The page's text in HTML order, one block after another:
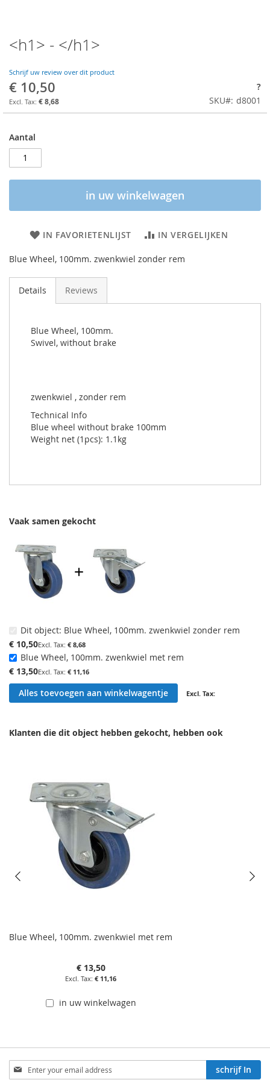
<h1> - </h1>
Schrijf uw review over dit product
€ 10,50
€ 8,68
?
SKU
d8001
Aantal
in uw winkelwagen
IN FAVORIETENLIJST IN VERGELIJKEN
Blue Wheel, 100mm. zwenkwiel zonder rem
Details Reviews
Blue Wheel, 100mm.
Swivel, without brake
zwenkwiel , zonder rem
Technical Info
Blue wheel without brake 100mm
Weight net (1pcs): 1.1kg
Vaak samen gekocht
Dit object: Blue Wheel, 100mm. zwenkwiel zonder rem
€ 10,50
€ 8,68
Blue Wheel, 100mm. zwenkwiel met rem
€ 13,50
€ 11,16
Alles toevoegen aan winkelwagentje
Klanten die dit object hebben gekocht, hebben ook
Blue Wheel, 100mm. zwenkwiel met rem
€ 13,50
€ 11,16
in uw winkelwagen
Aboneren
op
schrijf In